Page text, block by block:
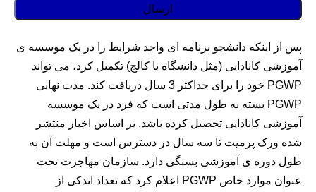
پس از اینکه دانشجو برنامه ای واجد شرایط را در یک موسسه ی
آموزشی کانادایی (مثل دانشگاه یا کالج) تکمیل کرد، می تواند
PGWP خود را برای حداکثر 3 سال دریافت کند. مدت نهایی
PGWP بسته به طول مدتی است که فرد در یک موسسه
آموزشی کانادایی تحصیل کرده باشد. بر اساس اخبار منتشر
شده ورک پرمیت تا سه سال در دسترس است و مهلت آن به
طول دوره ی آموزشی بستگی دارد. سازمان مهاجرت تحت
عنوان موارد خاص PGWP اعلام کرد که تعداد اندکی از